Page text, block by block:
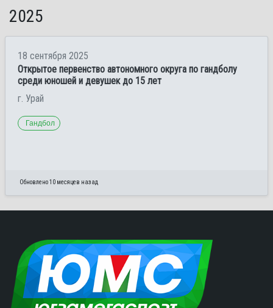
2025
18 сентября 2025
Открытое первенство автономного округа по гандболу
среди юношей и девушек до 15 лет
г. Урай
Гандбол
Обновлено 10 месяцев назад